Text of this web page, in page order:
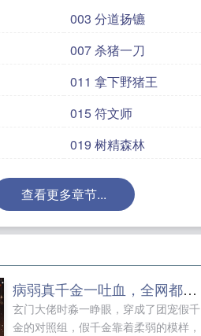
003 分道扬镳
007 杀猪一刀
011 拿下野猪王
015 符文师
019 树精森林
查看更多章节...
病弱真千金一吐血，全网都飙泪了
玄门大佬时淼一睁眼，穿成了团宠假千
金的对照组，假千金靠着柔弱的模样，